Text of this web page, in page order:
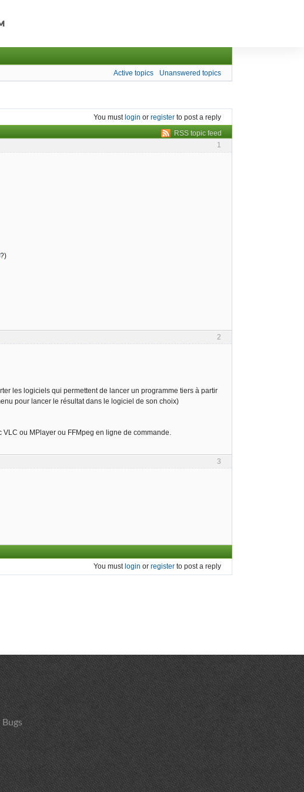
Active topics Unanswered topics
You mustlogin or register to post a reply
RSS topic feed
1
?)
2
les logiciels qui permettent de lancer un programme tiers à partir
pour lancer le résultat dans le logiciel de son choix)
ou MPlayer ou FFMpeg en ligne de commande.
3
You must login or register to post a reply
Bugs